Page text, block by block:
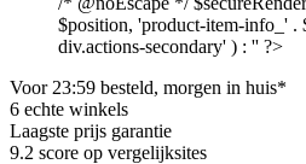
$position, 'product-item-info_' .
div.actions-secondary' ) : '' ?>
Voor 23:59 besteld, morgen in huis*
6 echte winkels
Laagste prijs garantie
9.2 score op vergelijksites